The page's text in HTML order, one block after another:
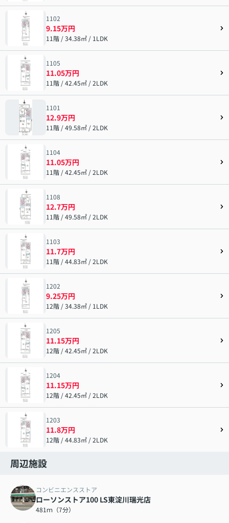
1102
9.15万円
11階 / 34.38㎡ / 1LDK
1105
11.05万円
11階 / 42.45㎡ / 2LDK
1101
12.9万円
11階 / 49.58㎡ / 2LDK
1104
11.05万円
11階 / 42.45㎡ / 2LDK
1108
12.7万円
11階 / 49.58㎡ / 2LDK
1103
11.7万円
11階 / 44.83㎡ / 2LDK
1202
9.25万円
12階 / 34.38㎡ / 1LDK
1205
11.15万円
12階 / 42.45㎡ / 2LDK
1204
11.15万円
12階 / 42.45㎡ / 2LDK
1203
11.8万円
12階 / 44.83㎡ / 2LDK
周辺施設
コンビニエンスストア
ローソンストア100 LS東淀川瑞光店
481ｍ（7分）